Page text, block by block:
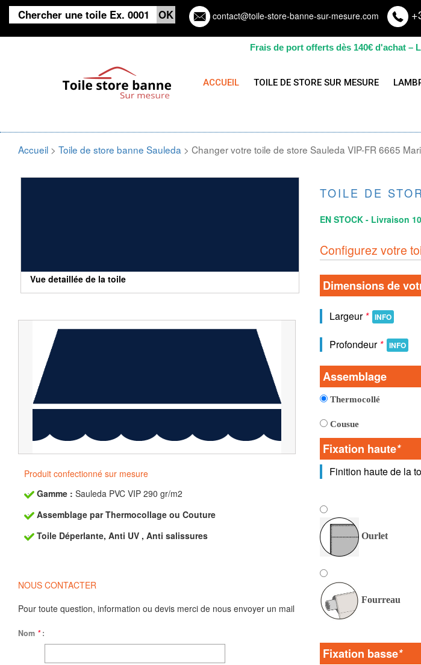
contact@toile-store-banne-sur-mesure.com
Frais de port offerts dès 140€ d'achat –
ACCUEIL TOILE DE STORE SUR MESURE
Accueil >Toile de store banne Sauleda > Changer votre toile de store Sauleda VIP-FR 6665
Vue detaillée de la toile Vue detaillée de la toile
Produit confectionné sur mesure
Gamme : Sauleda PVC VIP 290 gr/m2
Assemblage par Thermocollage ou Couture
Toile Déperlante, Anti UV , Anti salissures
NOUS CONTACTER
Pour toute question, information ou devis merci de nous envoyer un mail
Nom * :
TOILE DE
EN STOCK - Livraison
Configurez votre
Dimensions de
Largeur * INFO
Profondeur * INFO
Assemblage
Thermocollé
Cousue
Fixation haute*
Finition haute de la
Ourlet
Fourreau
Fixation basse*